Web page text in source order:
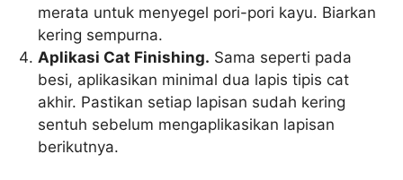
merata untuk menyegel pori-pori kayu. Biarkan
kering sempurna.
Aplikasi Cat Finishing. Sama seperti pada
besi, aplikasikan minimal dua lapis tipis cat
akhir. Pastikan setiap lapisan sudah kering
sentuh sebelum mengaplikasikan lapisan
berikutnya.